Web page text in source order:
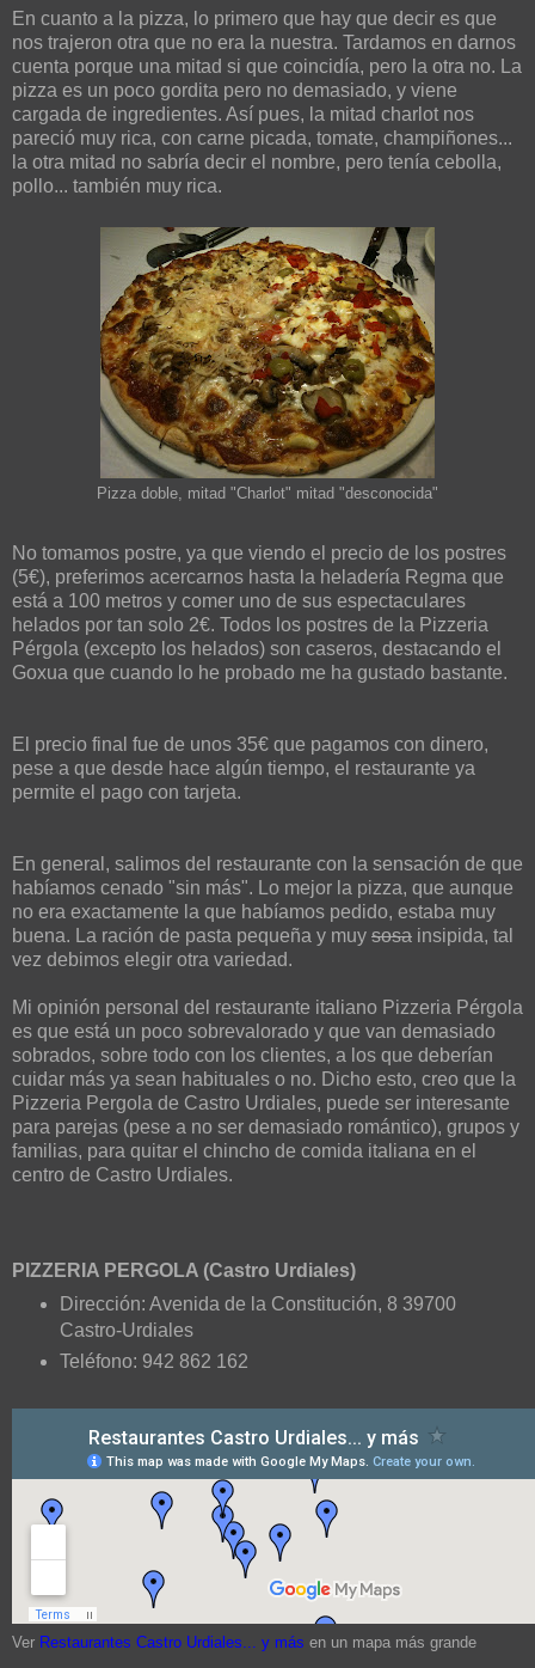
En cuanto a la pizza, lo primero que hay que decir es que
nos trajeron otra que no era la nuestra. Tardamos en darnos
cuenta porque una mitad si que coincidía, pero la otra no. La
pizza es un poco gordita pero no demasiado, y viene
cargada de ingredientes. Así pues, la mitad charlot nos
pareció muy rica, con carne picada, tomate, champiñones...
la otra mitad no sabría decir el nombre, pero tenía cebolla,
pollo... también muy rica.
Pizza doble, mitad "Charlot" mitad "desconocida"
No tomamos postre, ya que viendo el precio de los postres
(5€), preferimos acercarnos hasta la heladería Regma que
está a 100 metros y comer uno de sus espectaculares
helados por tan solo 2€. Todos los postres de la Pizzeria
Pérgola (excepto los helados) son caseros, destacando el
Goxua que cuando lo he probado me ha gustado bastante.
El precio final fue de unos 35€ que pagamos con dinero,
pese a que desde hace algún tiempo, el restaurante ya
permite el pago con tarjeta.
En general, salimos del restaurante con la sensación de que
habíamos cenado "sin más". Lo mejor la pizza, que aunque
no era exactamente la que habíamos pedido, estaba muy
buena. La ración de pasta pequeña y muy sosa insipida, tal
vez debimos elegir otra variedad.
Mi opinión personal del restaurante italiano Pizzeria Pérgola
es que está un poco sobrevalorado y que van demasiado
sobrados, sobre todo con los clientes, a los que deberían
cuidar más ya sean habituales o no. Dicho esto, creo que la
Pizzeria Pergola de Castro Urdiales, puede ser interesante
para parejas (pese a no ser demasiado romántico), grupos y
familias, para quitar el chincho de comida italiana en el
centro de Castro Urdiales.
PIZZERIA PERGOLA (Castro Urdiales)
Dirección: Avenida de la Constitución, 8 39700
Castro-Urdiales
Teléfono: 942 862 162
Ver Restaurantes Castro Urdiales... y más en un mapa más grande